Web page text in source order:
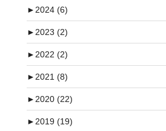
►2024 (6)
►2023 (2)
►2022 (2)
►2021 (8)
►2020 (22)
►2019 (19)